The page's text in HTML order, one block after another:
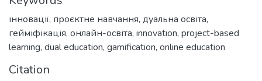
інновації, проєктне навчання, дуальна освіта,
гейміфікація, онлайн-освіта, innovation, project-based
learning, dual education, gamification, online education
Citation